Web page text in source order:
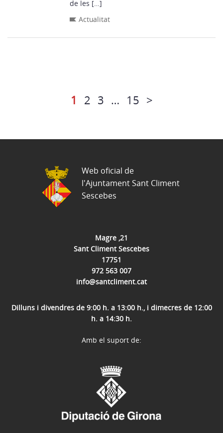
de les […]
Actualitat
1 2 3 … 15 >
Magre ,21
Sant Climent Sescebes
17751
972 563 007
info@santcliment.cat
Dilluns i divendres de 9:00 h. a 13:00 h., i dimecres de 12:00
h. a 14:30 h.
Web oficial de
l'Ajuntament Sant Climent
Sescebes
Amb el suport de: